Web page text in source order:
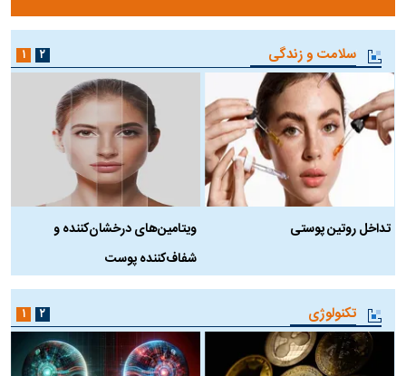
سلامت و زندگی
تداخل روتین پوستی
ویتامین‌های درخشان‌کننده و
شفاف‌کننده پوست
۱ ۲
تکنولوژی ۱ ۲